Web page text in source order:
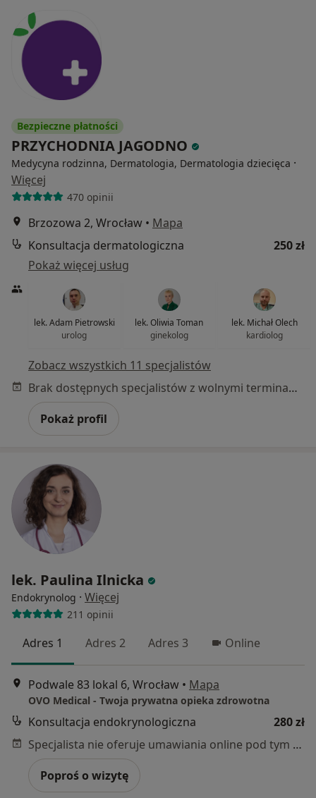
Bezpieczne płatności
PRZYCHODNIA JAGODNO
Medycyna rodzinna, Dermatologia, Dermatologia dziecięca ·
Więcej
470 opinii
Brzozowa 2, Wrocław • Mapa
Konsultacja dermatologiczna
250 zł
Pokaż więcej usług
lek. Adam Pietrowski
urolog
lek. Oliwia Toman
ginekolog
lek. Michał Olech
kardiolog
Zobacz wszystkich 11 specjalistów
Brak dostępnych specjalistów z wolnymi terminami w tym centrum medycznym.
Pokaż profil
lek. Paulina Ilnicka
Endokrynolog · Więcej
211 opinii
Adres 1 Adres 2 Adres 3 Online
Podwale 83 lokal 6, Wrocław • Mapa
OVO Medical - Twoja prywatna opieka zdrowotna
Konsultacja endokrynologiczna
280 zł
Specjalista nie oferuje umawiania online pod tym adresem.
Poproś o wizytę